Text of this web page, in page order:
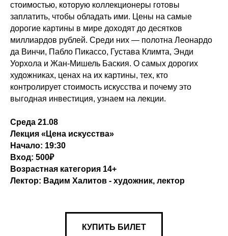
стоимостью, которую коллекционеры готовы
заплатить, чтобы обладать ими. Цены на самые
дорогие картины в мире доходят до десятков
миллиардов рублей. Среди них — полотна Леонардо
да Винчи, Пабло Пикассо, Густава Климта, Энди
Уорхола и Жан-Мишель Баския. О самых дорогих
художниках, ценах на их картины, тех, кто
контролирует стоимость искусства и почему это
выгодная инвестиция, узнаем на лекции.
Среда 21.08
Лекция «Цена искусства»
Начало: 19:30
Вход: 500₽
Возрастная категория 14+
Лектор: Вадим Халитов - художник, лектор
КУПИТЬ БИЛЕТ